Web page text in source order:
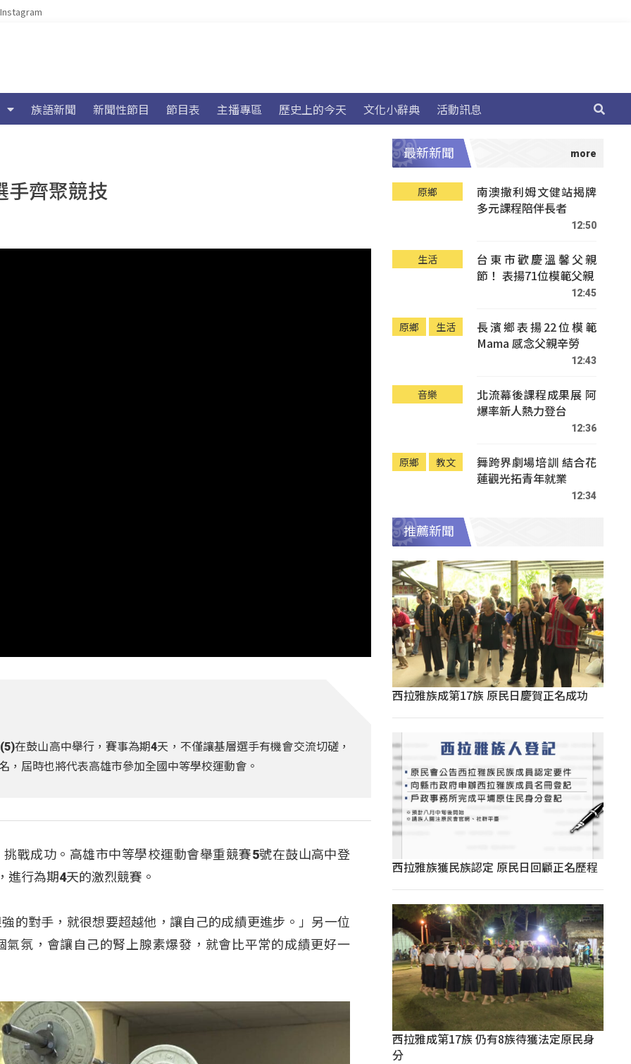
Instagram
族語新聞 新聞性節目 節目表 主播專區 歷史上的今天 文化小辭典 活動訊息
手齊聚競技
在鼓山高中舉行，賽事為期4天，不僅讓基層選手有機會交流切磋，
，屆時也將代表高雄市參加全國中等學校運動會。
戰成功。高雄市中等學校運動會舉重競賽5號在鼓山高中登
進行為期4天的激烈競賽。
的對手，就很想要超越他，讓自己的成績更進步。」另一位
氛，會讓自己的腎上腺素爆發，就會比平常的成績更好一
最新新聞
原鄉
南澳撒利姆文健站揭牌
多元課程陪伴長者
12:50
生活
台東市歡慶溫馨父親
節！ 表揚71位模範父親
12:45
原鄉 生活
長濱鄉表揚22位模範
Mama 感念父親辛勞
12:43
音樂
北流幕後課程成果展 阿
爆率新人熱力登台
12:36
原鄉 教文
舞跨界劇場培訓 結合花
蓮觀光拓青年就業
12:34
推薦新聞
西拉雅族成第17族 原民日慶賀正名成功
西拉雅族獲民族認定 原民日回顧正名歷程
西拉雅成第17族 仍有8族待獲法定原民身
分